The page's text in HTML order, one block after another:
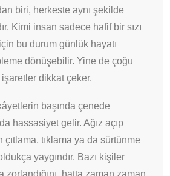
biri, herkeste aynı şekilde
Kimi insan sadece hafif bir sızı
bu durum günlük hayatı
dönüşebilir. Yine de çoğu
dikkat çeker.
başında çenede
hassasiyet gelir. Ağız açıp
çıtlama, tıklama ya da sürtünme
yaygındır. Bazı kişiler
zorlandığını, hatta zaman zaman